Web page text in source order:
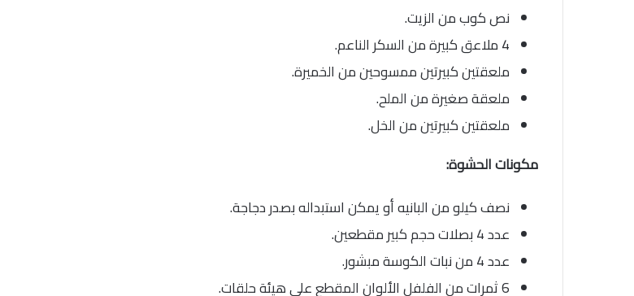
نص كوب من الزيت.
4 ملاعق كبيرة من السكر الناعم.
ملعقتين كبيرتين ممسوحين من الخميرة.
ملعقة صغيرة من الملح.
ملعقتين كبيرتين من الخل.
مكونات الحشوة:
نصف كيلو من البانيه أو يمكن استبداله بصدر دجاجة.
عدد 4 بصلات حجم كبير مقطعين.
عدد 4 من نبات الكوسة مبشور.
6 ثمرات من الفلفل الألوان المقطع على هيئة حلقات.